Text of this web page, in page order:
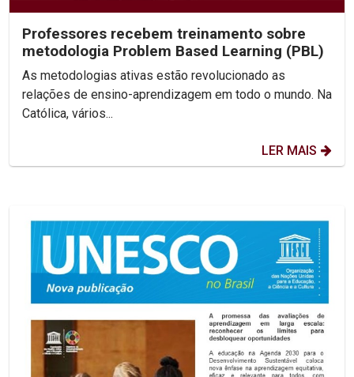
Professores recebem treinamento sobre
metodologia Problem Based Learning (PBL)
As metodologias ativas estão revolucionado as
relações de ensino-aprendizagem em todo o mundo. Na
Católica, vários...
LER MAIS